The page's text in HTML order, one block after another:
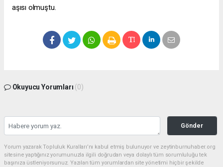
aşısı olmuştu.
Okuyucu Yorumları (0)
Gönder
Yorum yazarak Topluluk Kuralları’nı kabul etmiş bulunuyor ve zeytinburnuhaber.org
sitesine yaptığınız yorumunuzla ilgili doğrudan veya dolaylı tüm sorumluluğu tek
başınıza üstleniyorsunuz. Yazılan tüm yorumlardan site yönetimi hiçbir şekilde